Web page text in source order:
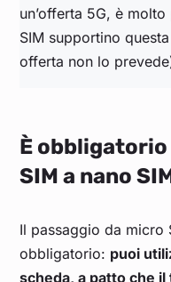
un’offerta 5G, è
SIM supportino
offerta non lo
È
SIM a nano
Il passaggio da micro
obbligatorio: puoi
scheda, a patto che